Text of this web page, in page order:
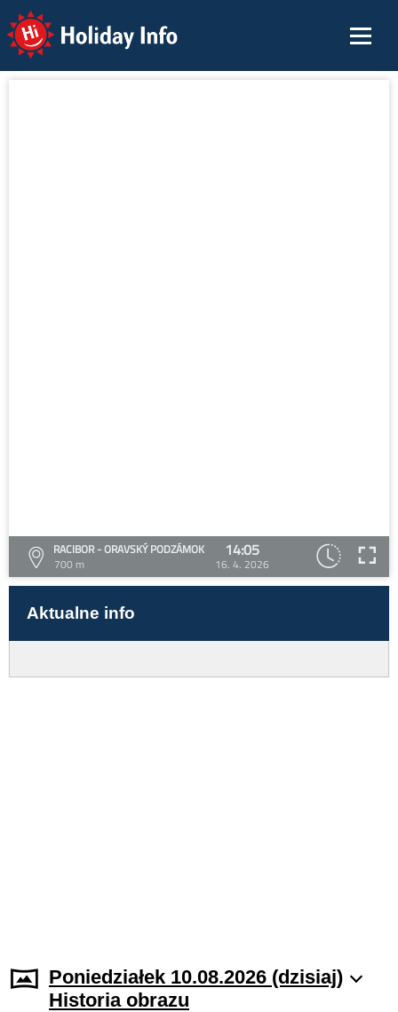
Holiday Info
RACIBOR - ORAVSKÝ PODZÁMOK
700 m
14:05
16. 4. 2026
Aktualne info
Poniedziałek 10.08.2026 (dzisiaj)
Historia obrazu